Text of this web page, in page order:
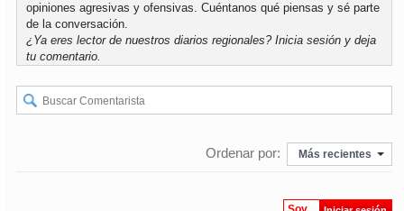
opiniones agresivas y ofensivas. Cuéntanos qué piensas y sé parte
de la conversación.
¿Ya eres lector de nuestros diarios regionales?Inicia sesión y deja
tu comentario.
Ordenar por: Más recientes